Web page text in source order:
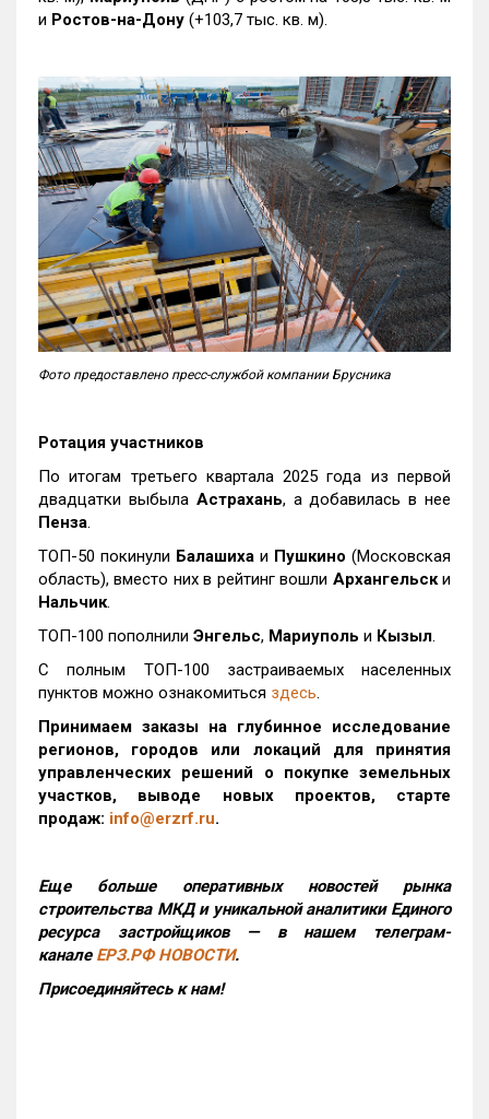
и Ростов-на-Дону (+103,7 тыс. кв. м).
Фото предоставлено пресс-службой компании Брусника
Ротация участников
По итогам третьего квартала 2025 года из первой
двадцатки выбыла Астрахань, а добавилась в нее
Пенза.
ТОП-50 покинули Балашиха и Пушкино (Московская
область), вместо них в рейтинг вошли Архангельски
Нальчик.
ТОП-100 пополнили Энгельс, Мариуполь и Кызыл.
С полным ТОП-100 застраиваемых населенных
пунктов можно ознакомиться здесь.
Принимаем заказы на глубинное исследование
регионов, городов или локаций для принятия
управленческих решений о покупке земельных
участков, выводе новых проектов, старте
продаж: info@erzrf.ru.
Еще больше оперативных новостей рынка
строительства МКД и уникальной аналитики Единого
ресурса застройщиков — в нашем телеграм-
канале ЕРЗ.РФ НОВОСТИ.
Присоединяйтесь к нам!